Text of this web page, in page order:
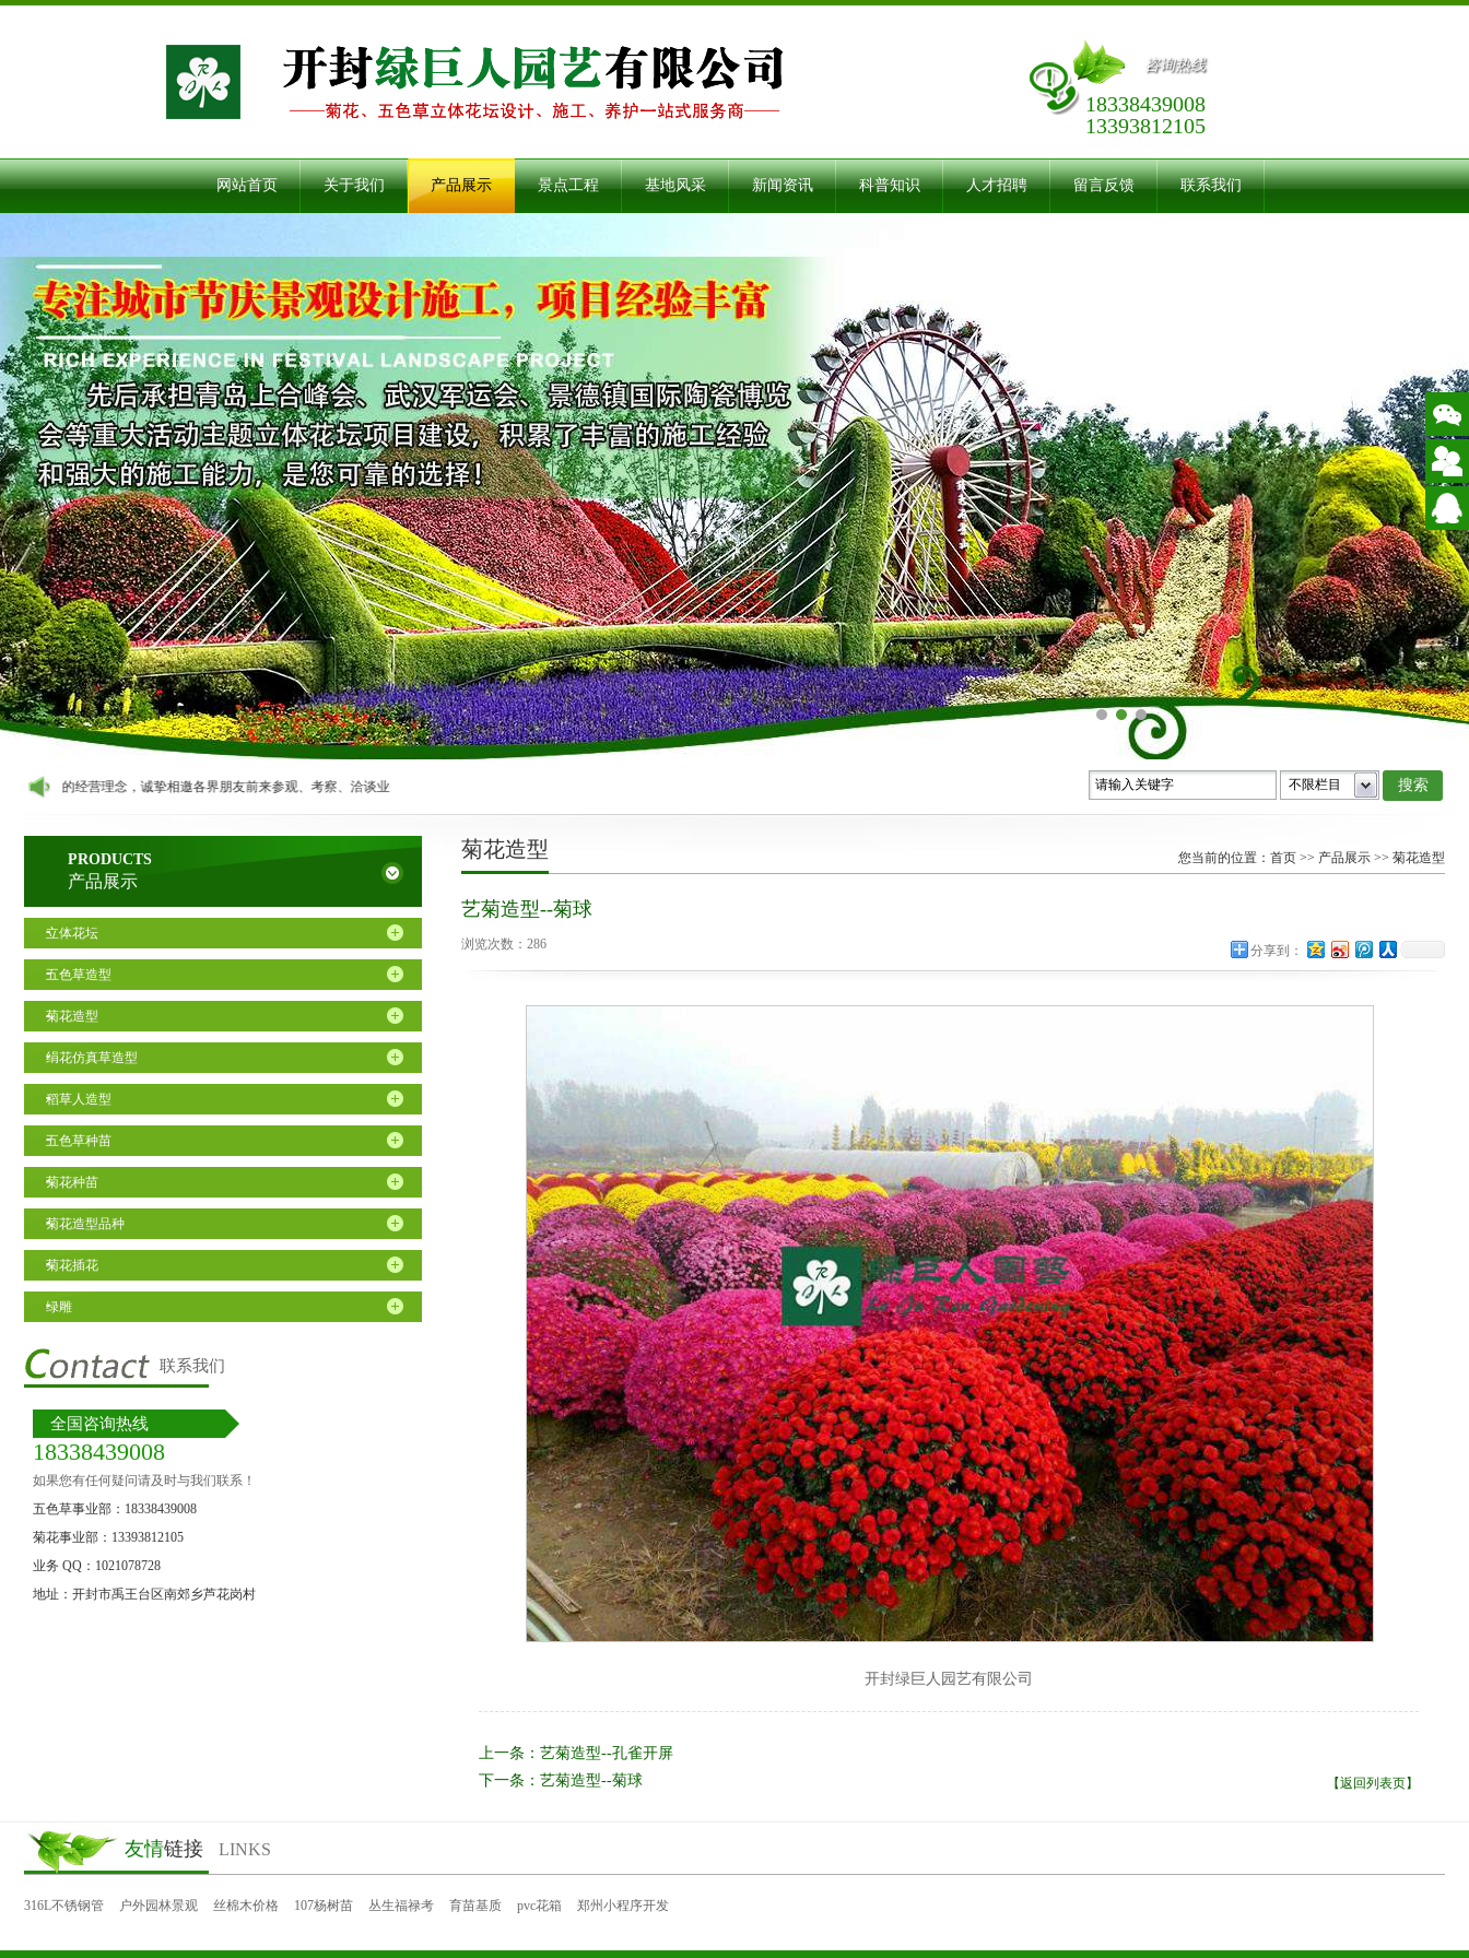
咨询热线
18338439008
13393812105
网站首页 关于我们 产品展示 景点工程 基地风采 新闻资讯 科普知识 人才招聘 留言反馈 联系我们
共赢”的经营理念，诚挚相邀各界朋友前来参观、考察、洽谈业务！
PRODUCTS
产品展示
立体花坛
五色草造型
菊花造型
绢花仿真草造型
稻草人造型
五色草种苗
菊花种苗
菊花造型品种
菊花插花
绿雕
联系我们
全国咨询热线
18338439008
如果您有任何疑问请及时与我们联系！
五色草事业部：18338439008
菊花事业部：13393812105
业务 QQ：1021078728
地址：开封市禹王台区南郊乡芦花岗村
菊花造型 您当前的位置： 首页 >> 产品展示 >> 菊花造型
艺菊造型--菊球
浏览次数： 286 分享到：
开封绿巨人园艺有限公司
上一条： 艺菊造型--孔雀开屏
下一条： 艺菊造型--菊球 【返回列表页】
友情链接 LINKS
316L不锈钢管 户外园林景观 丝棉木价格 107杨树苗 丛生福禄考 育苗基质 pvc花箱 郑州小程序开发